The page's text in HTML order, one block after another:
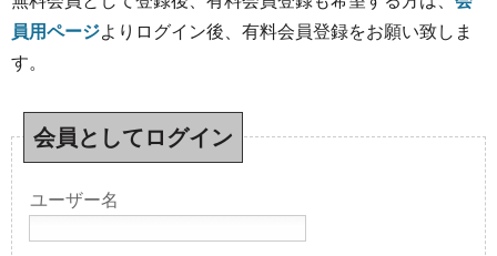
員用ページよりログイン後、有料会員登録をお願い致しま
す。
会員としてログイン
ユーザー名